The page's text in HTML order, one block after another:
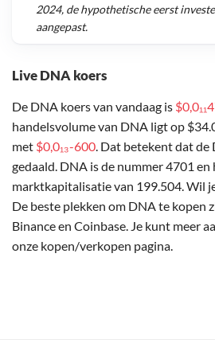
Live DNA koers
De DNA koers van vandaag is
handelsvolume van DNA ligt op
met $0,0₁₃-600. Dat betekent dat de
gedaald. DNA is de nummer 4701 en
marktkapitalisatie van 199.504. Wil
De beste plekken om DNA te kopen
Binance en Coinbase. Je kunt meer
onze kopen/verkopen pagina.
2024, de hypothetische eerst
aangepast.